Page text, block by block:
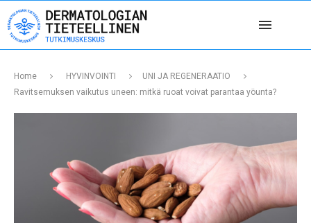
Home HYVINVOINTI
UNI JA REGENERAATIO
Ravitsemuksen vaikutus uneen: mitkä ruoat voivat parantaa yöunta?